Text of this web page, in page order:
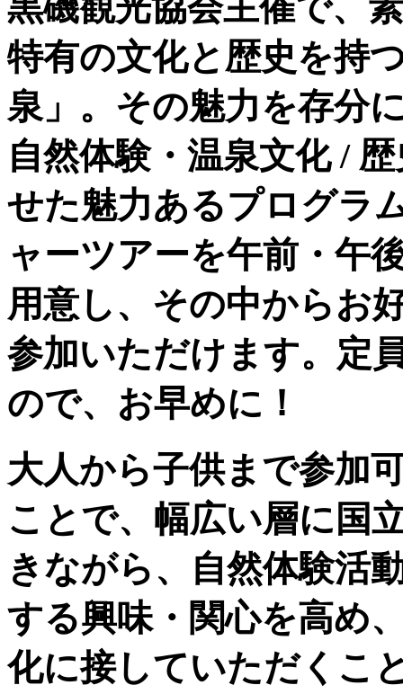
特有の文化と歴史を持
泉」。その魅力を存分
自然体験・温泉文化 /
せた魅力あるプログラ
ャーツアーを午前・午
用意し、その中からお
参加いただけます。定
ので、お早めに！
大人から子供まで参加
ことで、幅広い層に国
きながら、自然体験活
する興味・関心を高め
化に接していただくこ